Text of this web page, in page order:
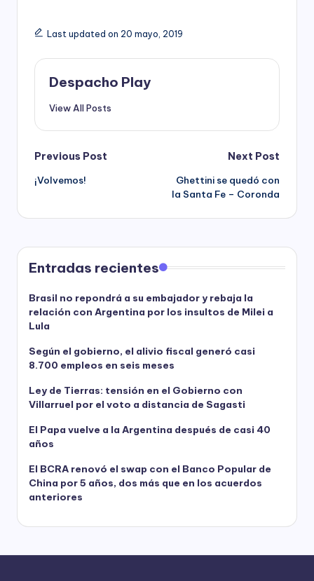
Last updated on 20 mayo, 2019
Despacho Play
View All Posts
Post
navigation
Previous Post
¡Volvemos!
Next Post
Ghettini se quedó con
la Santa Fe – Coronda
Entradas recientes
Brasil no repondrá a su embajador y rebaja la
relación con Argentina por los insultos de Milei a
Lula
Según el gobierno, el alivio fiscal generó casi
8.700 empleos en seis meses
Ley de Tierras: tensión en el Gobierno con
Villarruel por el voto a distancia de Sagasti
El Papa vuelve a la Argentina después de casi 40
años
El BCRA renovó el swap con el Banco Popular de
China por 5 años, dos más que en los acuerdos
anteriores